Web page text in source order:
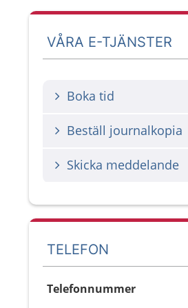
VÅRA E-TJÄNSTER
Boka tid
Beställ journalkopia
Skicka meddelande
TELEFON
Telefonnummer